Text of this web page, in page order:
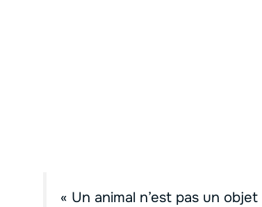
« Un animal n’est pas un